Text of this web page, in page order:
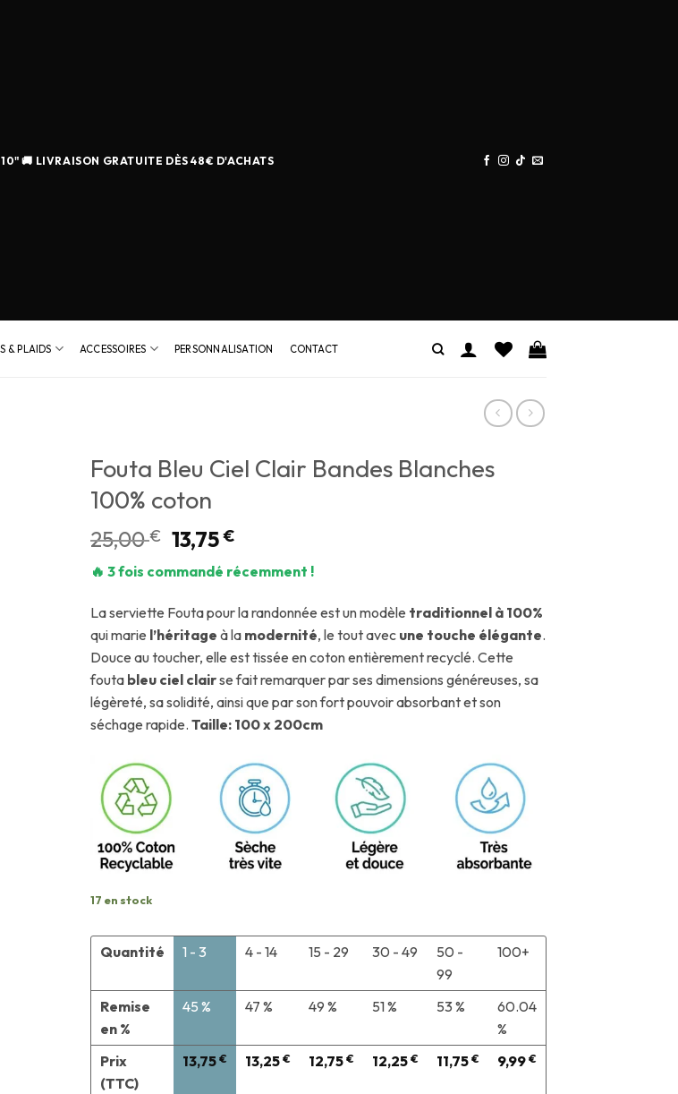
🚚 LIVRAISON GRATUITE DÈS 48€ D'ACHATS
& PLAIDS ACCESSOIRES PERSONNALISATION CONTACT
Fouta Bleu Ciel Clair Bandes Blanches
100% coton
25,00€ 13,75€
🔥 3 fois commandé récemment !
La serviette Fouta pour la randonnée est un modèle traditionnel à 100%
qui marie l’héritage à la modernité, le tout avec une touche élégante.
Douce au toucher, elle est tissée en coton entièrement recyclé. Cette
fouta bleu ciel clairse fait remarquer par ses dimensions généreuses, sa
légèreté, sa solidité, ainsi que par son fort pouvoir absorbant et son
séchage rapide. Taille: 100 x 200cm
17 en stock
Quantité
Remise
en %
Prix
(TTC)
1 - 3
45 %
13,75 €
4 - 14
47 %
13,25 €
15 - 29
49 %
12,75 €
30 - 49
51 %
12,25 €
50 -
99
53 %
11,75 €
100+
60.04
%
9,99 €